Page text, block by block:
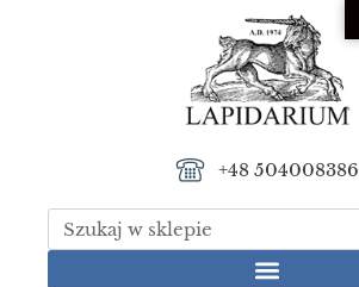
+48 504008386